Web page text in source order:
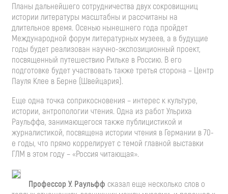
Планы дальнейшего сотрудничества двух сокровищниц
истории литературы масштабны и рассчитаны на
длительное время. Осенью нынешнего года пройдет
Международной форум литературных музеев, а в будущие
годы будет реализован научно-экспозиционный проект,
посвященный путешествию Рильке в Россию. В его
подготовке будет участвовать также третья сторона – Центр
Пауля Клее в Берне (Швейцария).
Еще одна точка соприкосновения – интерес к культуре,
истории, антропологии чтения. Одна из работ Ульриха
Раульффа, занимающегося также публицистикой и
журналистикой, посвящена истории чтения в Германии в 70-
е годы, что прямо коррелирует с темой главной выставки
ГЛМ в этом году – «Россия читающая».
Профессор У. Раульфф сказал еще несколько слов о